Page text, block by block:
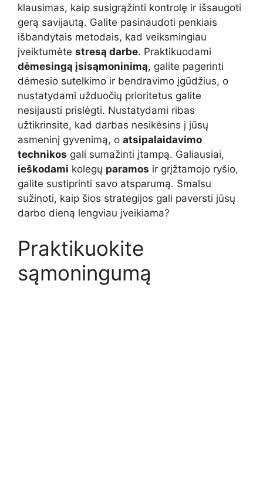
klausimas, kaip susigrąžinti kontrolę ir išsaugoti
gerą savijautą. Galite pasinaudoti penkiais
išbandytais metodais, kad veiksmingiau
įveiktumėte stresą darbe. Praktikuodami
dėmesingą įsisąmoninimą, galite pagerinti
dėmesio sutelkimo ir bendravimo įgūdžius, o
nustatydami užduočių prioritetus galite
nesijausti prislėgti. Nustatydami ribas
užtikrinsite, kad darbas nesikėsins į jūsų
asmeninį gyvenimą, o atsipalaidavimo
technikos gali sumažinti įtampą. Galiausiai,
ieškodami kolegų paramos ir grįžtamojo ryšio,
galite sustiprinti savo atsparumą. Smalsu
sužinoti, kaip šios strategijos gali paversti jūsų
darbo dieną lengviau įveikiama?
Praktikuokite
sąmoningumą